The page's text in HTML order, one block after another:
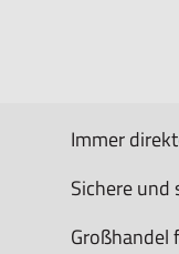
Immer
Sichere und
Großhandel